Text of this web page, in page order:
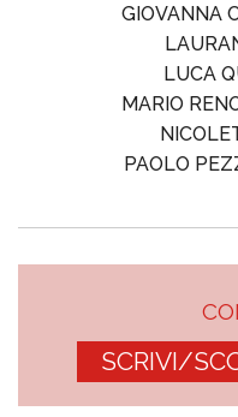
GIOVANNA
LUCA
MARIO
PAOLO
SCRIVI/